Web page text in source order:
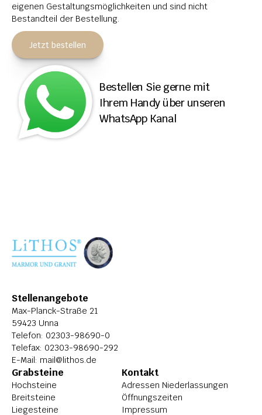
URNENANLAGEN
LEUCHTGRABMALE
KONTAKT
ADRESSEN NIEDERLASSUNGEN
ÖFFNUNGSZEITEN
eigenen Gestaltungsmöglichkeiten und sind nicht
Bestandteil der Bestellung.
Jetzt bestellen
Bestellen Sie gerne mit
Ihrem Handy über unseren
WhatsApp Kanal
Stellenangebote
Max-Planck-Straße 21
59423 Unna
Telefon: 02303-98690-0
Telefax: 02303-98690-292
E-Mail: mail@lithos.de
Grabsteine
Hochsteine
Breitsteine
Liegesteine
Kontakt
Adressen Niederlassungen
Öffnungszeiten
Impressum